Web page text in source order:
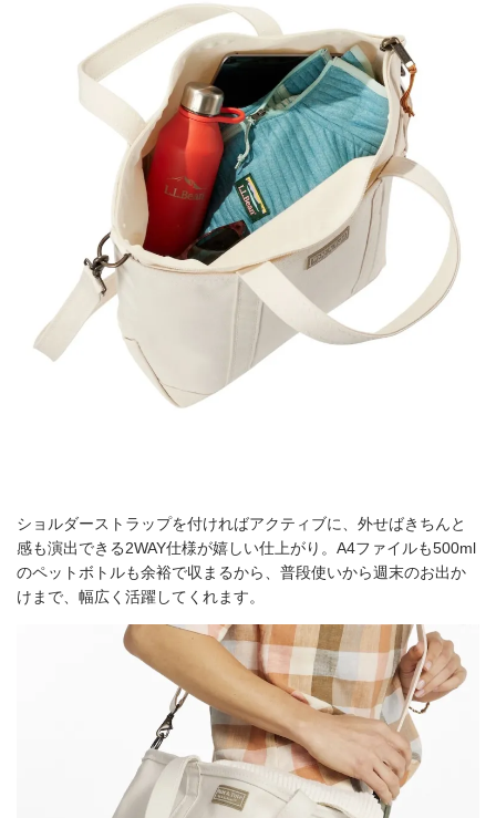
ショルダーストラップを付ければアクティブに、外せばきちんと
感も演出できる2WAY仕様が嬉しい仕上がり。A4ファイルも500ml
のペットボトルも余裕で収まるから、普段使いから週末のお出か
けまで、幅広く活躍してくれます。